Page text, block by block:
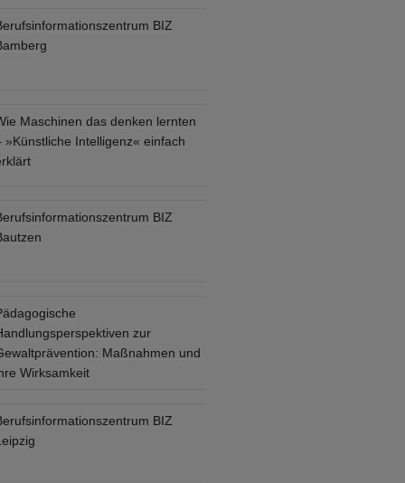
BIZ
Maschinen das denken lernten
»Künstliche Intelligenz« einfach
BIZ
zur
Maßnahmen und
Wirksamkeit
BIZ